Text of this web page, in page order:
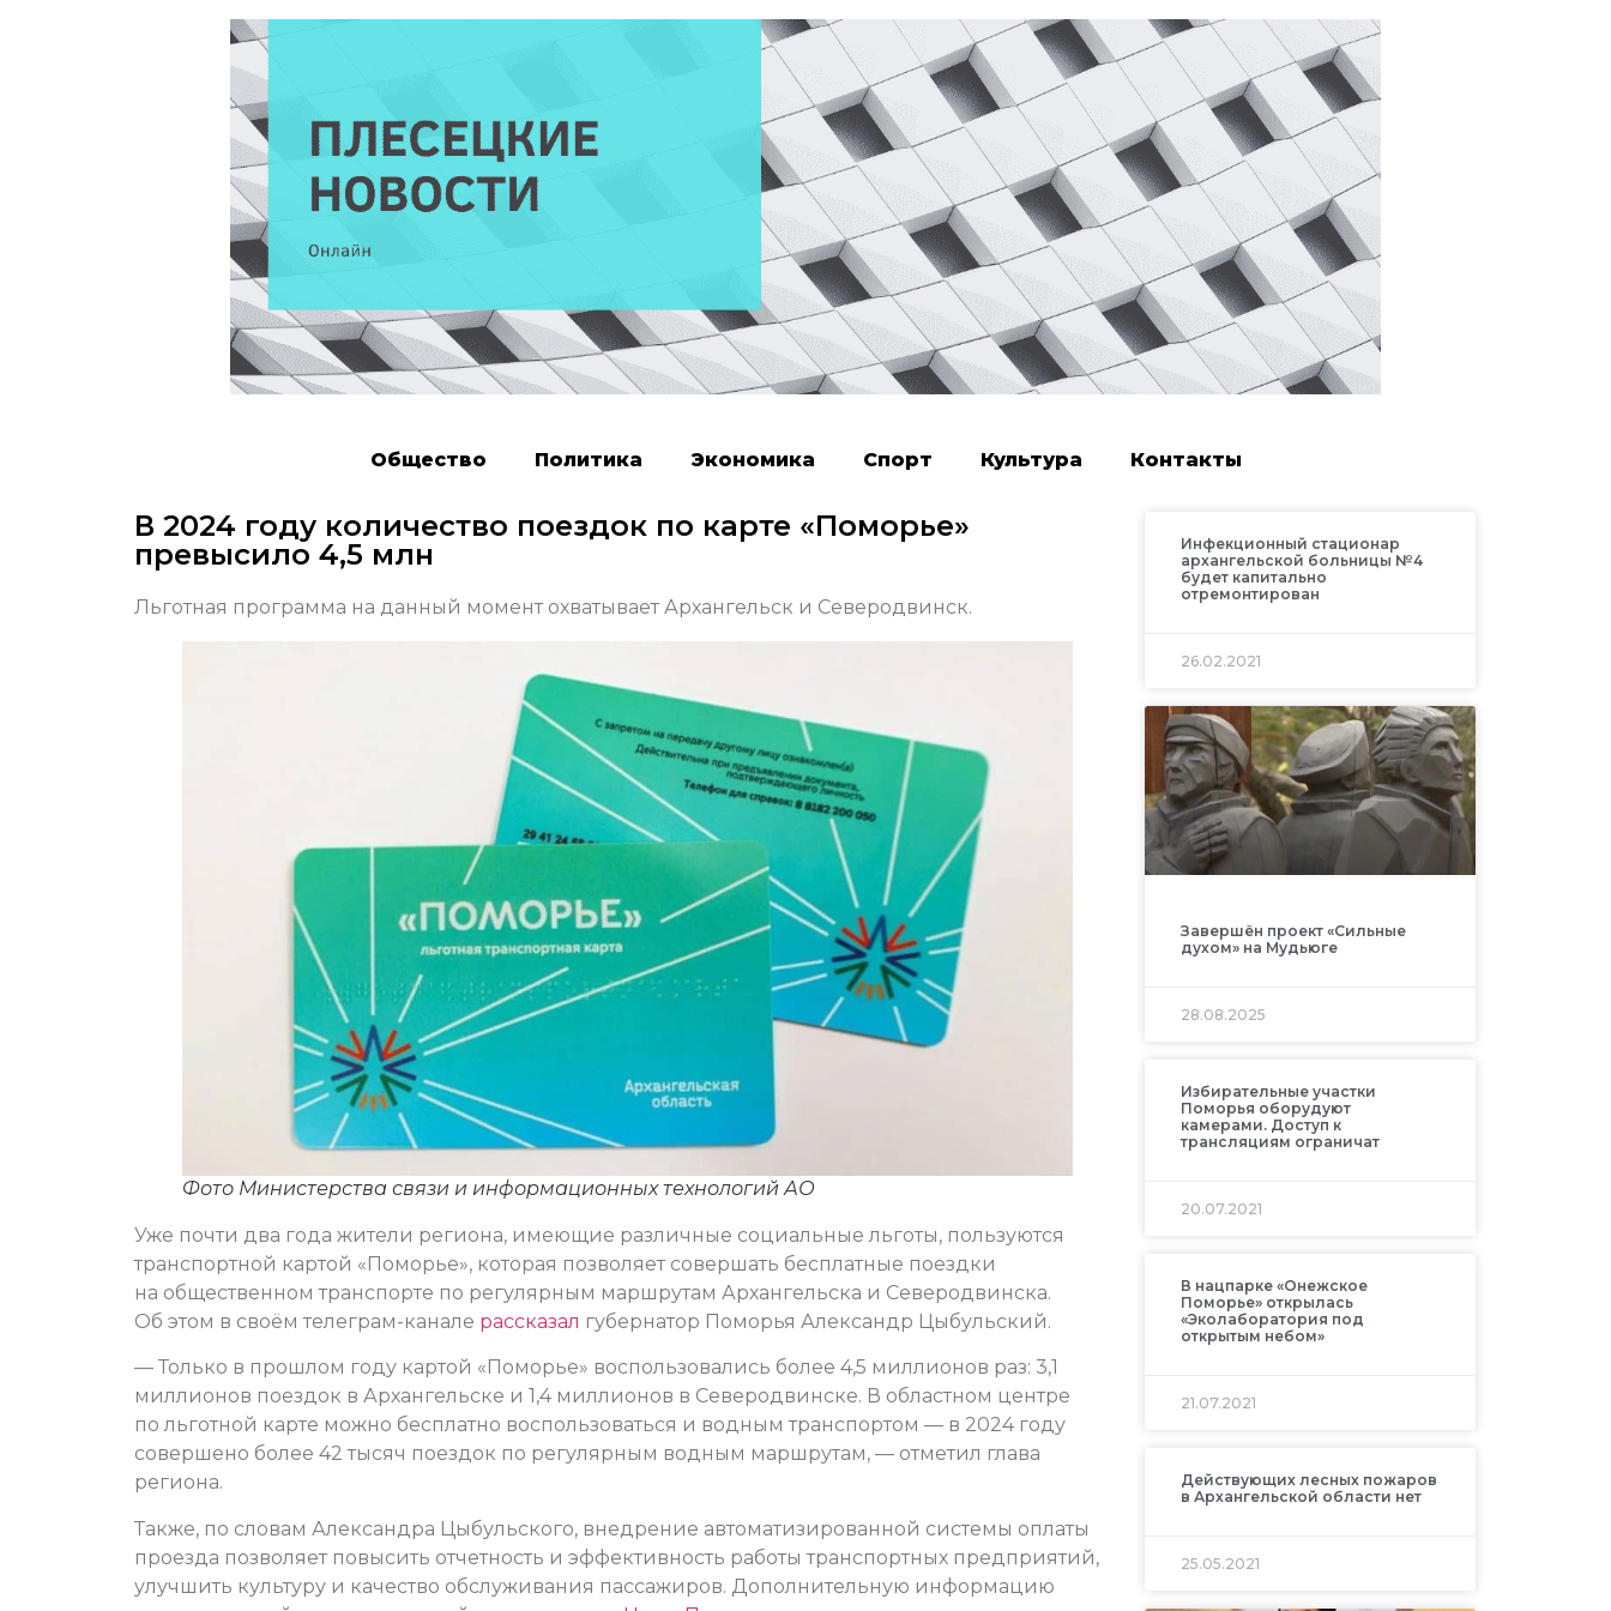
Общество Политика Экономика Спорт Культура Контакты
В 2024 году количество поездок по карте «Поморье»
превысило 4,5 млн
Льготная программа на данный момент охватывает Архангельск и Северодвинск.
Фото Министерства связи и информационных технологий АО
Уже почти два года жители региона, имеющие различные социальные льготы, пользуются
транспортной картой «Поморье», которая позволяет совершать бесплатные поездки
на общественном транспорте по регулярным маршрутам Архангельска и Северодвинска.
Об этом в своём телеграм-канале рассказал губернатор Поморья Александр Цыбульский.
— Только в прошлом году картой «Поморье» воспользовались более 4,5 миллионов раз: 3,1
миллионов поездок в Архангельске и 1,4 миллионов в Северодвинске. В областном центре
по льготной карте можно бесплатно воспользоваться и водным транспортом — в 2024 году
совершено более 42 тысяч поездок по регулярным водным маршрутам, — отметил глава
региона.
Также, по словам Александра Цыбульского, внедрение автоматизированной системы оплаты
проезда позволяет повысить отчетность и эффективность работы транспортных предприятий,
улучшить культуру и качество обслуживания пассажиров. Дополнительную информацию
Инфекционный стационар
архангельской больницы №4
будет капитально
отремонтирован
26.02.2021
Завершён проект «Сильные
духом» на Мудьюге
28.08.2025
Избирательные участки
Поморья оборудуют
камерами. Доступ к
трансляциям ограничат
20.07.2021
В нацпарке «Онежское
Поморье» открылась
«Эколаборатория под
открытым небом»
21.07.2021
Действующих лесных пожаров
в Архангельской области нет
25.05.2021